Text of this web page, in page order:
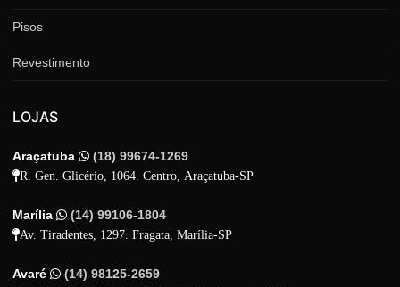
Pisos
Revestimento
LOJAS
Araçatuba (18) 99674-1269
R. Gen. Glicério, 1064. Centro, Araçatuba-SP
Marília (14) 99106-1804
Av. Tiradentes, 1297. Fragata, Marília-SP
Avaré (14) 98125-2659